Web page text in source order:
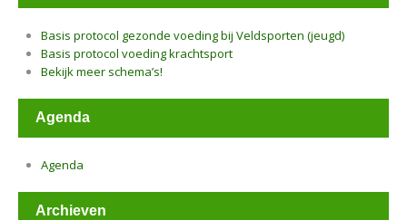
Basis protocol gezonde voeding bij Veldsporten (jeugd)
Basis protocol voeding krachtsport
Bekijk meer schema’s!
Agenda
Agenda
Archieven